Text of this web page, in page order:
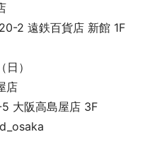
2 遠鉄百貨店 新館 1F
）
店
大阪高島屋店 3F